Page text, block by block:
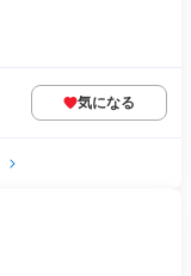
気になる